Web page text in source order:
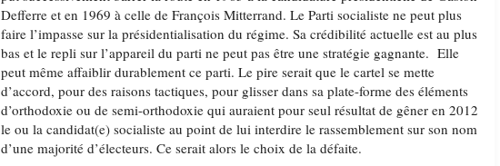
Defferre et en 1969 à celle de François Mitterrand. Le Parti socialiste ne peut plus
faire l’impasse sur la présidentialisation du régime. Sa crédibilité actuelle est au plus
bas et le repli sur l’appareil du parti ne peut pas être une stratégie gagnante. Elle
peut même affaiblir durablement ce parti. Le pire serait que le cartel se mette
d’accord, pour des raisons tactiques, pour glisser dans sa plate-forme des éléments
d’orthodoxie ou de semi-orthodoxie qui auraient pour seul résultat de gêner en 2012
le ou la candidat(e) socialiste au point de lui interdire le rassemblement sur son nom
d’une majorité d’électeurs. Ce serait alors le choix de la défaite.